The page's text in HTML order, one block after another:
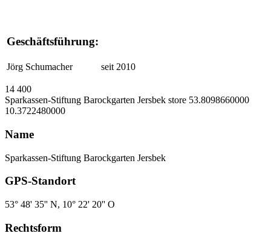
Geschäftsführung:
Jörg Schumacher seit 2010
14 400
Sparkassen-Stiftung Barockgarten Jersbek store 53.8098660000
10.3722480000
Name
Sparkassen-Stiftung Barockgarten Jersbek
GPS-Standort
53° 48' 35'' N, 10° 22' 20'' O
Rechtsform